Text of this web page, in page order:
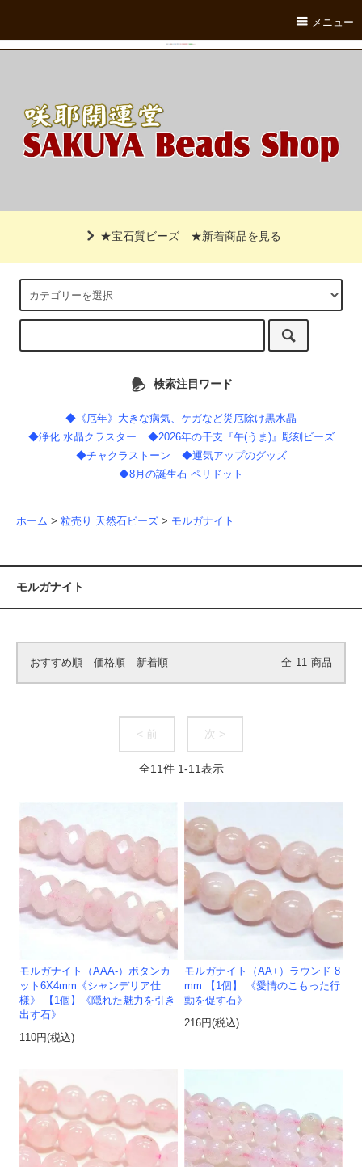
メニュー
★宝石質ビーズ ★新着商品を見る
検索注目ワード
◆《厄年》大きな病気、ケガなど災厄除け黒水晶
◆浄化 水晶クラスター
◆2026年の干支『午(うま)』彫刻ビーズ
◆チャクラストーン
◆運気アップのグッズ
◆8月の誕生石 ペリドット
ホーム > 粒売り 天然石ビーズ > モルガナイト
モルガナイト
おすすめ順 価格順 新着順 全 11 商品
< 前 次 >
全11件 1-11表示
モルガナイト（AAA-）ボタンカ
ット6X4mm《シャンデリア仕
様》 【1個】《隠れた魅力を引き
出す石》
110円(税込)
モルガナイト（AA+）ラウンド 8
mm 【1個】 《愛情のこもった行
動を促す石》
216円(税込)